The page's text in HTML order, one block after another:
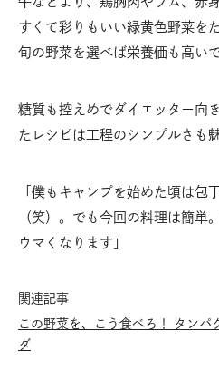
すくて彩りもいい緑黄色野菜を
旬の野菜を選べば栄養価も高いで
糖質も控えめでダイエッター向
たレシピは工程のシンプルさも魅
「僕もキャンプを始めた頃は包
（笑）。でも今回の料理は簡単
ウマくなります」
関連記事
この野菜を、こう食べろ！ タンパ
ダ